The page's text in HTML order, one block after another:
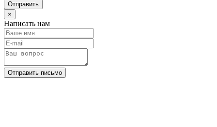
Отправить
×
Написать нам
Отправить письмо